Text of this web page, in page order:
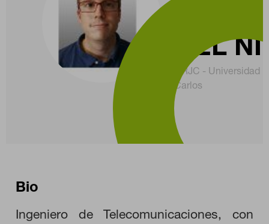
DEL
URJC - Universidad
Carlos
Bio
Ingeniero de Telecomunicaciones, con